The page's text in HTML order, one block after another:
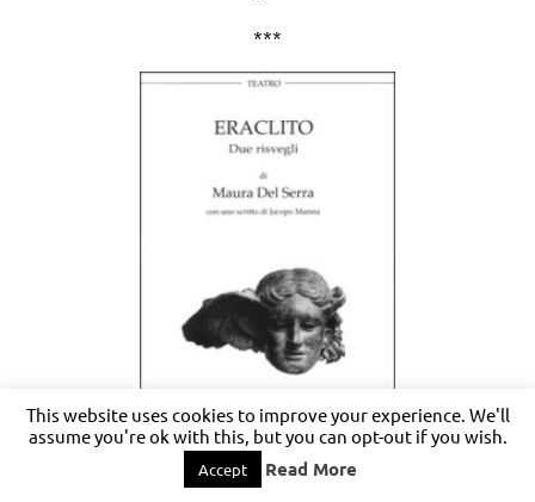
***
Eraclito. Due risvegli
This website uses cookies to improve your experience. We'll
assume you're ok with this, but you can opt-out if you wish.
Accept Read More